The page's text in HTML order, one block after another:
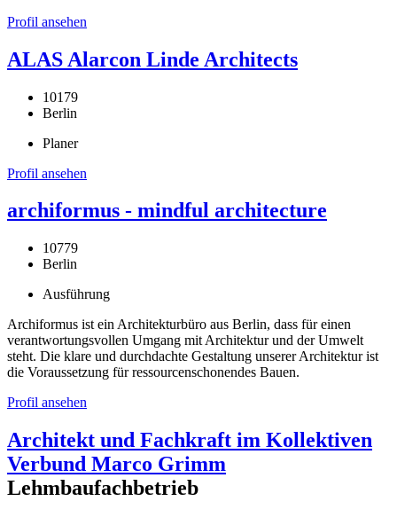
Profil ansehen
ALAS Alarcon Linde Architects
10179
Berlin
Planer
Profil ansehen
archiformus - mindful architecture
10779
Berlin
Ausführung
Archiformus ist ein Architekturbüro aus Berlin, dass für einen
verantwortungsvollen Umgang mit Architektur und der Umwelt
steht. Die klare und durchdachte Gestaltung unserer Architektur ist
die Voraussetzung für ressourcenschonendes Bauen.
Profil ansehen
Architekt und Fachkraft im Kollektiven
Verbund Marco Grimm
Lehmbaufachbetrieb